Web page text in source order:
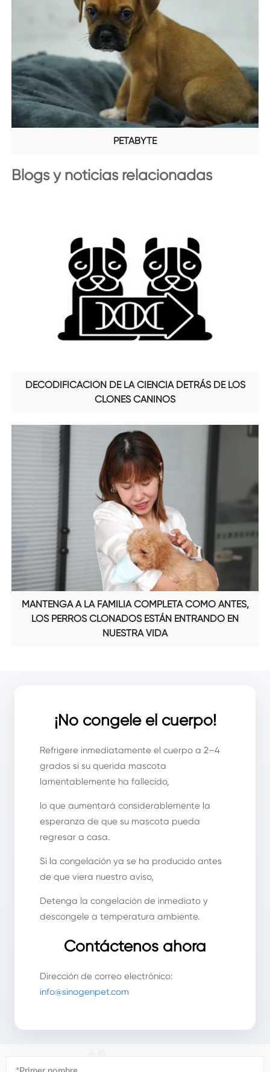
PETABYTE
Blogs y noticias relacionadas
DECODIFICACIÓN DE LA CIENCIA DETRÁS DE LOS
CLONES CANINOS
MANTENGA A LA FAMILIA COMPLETA COMO ANTES,
LOS PERROS CLONADOS ESTÁN ENTRANDO EN
NUESTRA VIDA
¡No congele el cuerpo!
Refrigere inmediatamente el cuerpo a 2–4
grados si su querida mascota
lamentablemente ha fallecido,
lo que aumentará considerablemente la
esperanza de que su mascota pueda
regresar a casa.
Si la congelación ya se ha producido antes
de que viera nuestro aviso,
Detenga la congelación de inmediato y
descongele a temperatura ambiente.
Contáctenos ahora
Dirección de correo electrónico:
info@sinogenpet.com